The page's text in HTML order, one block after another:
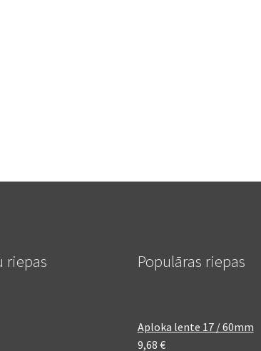
riepas Populāras riepas
Aploka lente 17 / 60mm
9,68 €